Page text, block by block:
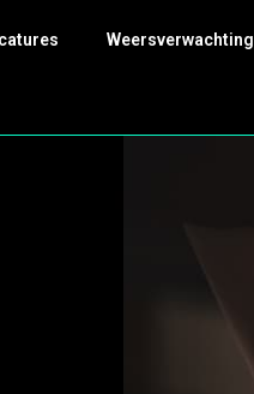
Weersverwachting